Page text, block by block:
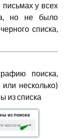
у всех
но не было
списка,
поиска,
несколько)
из списка